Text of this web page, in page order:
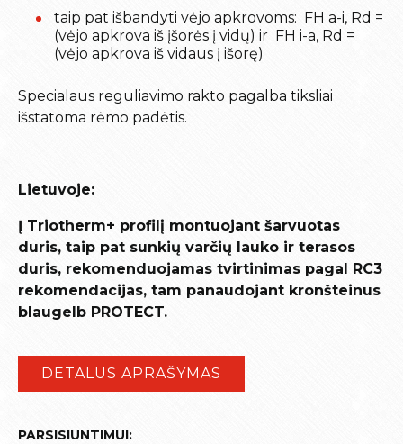
taip pat išbandyti vėjo apkrovoms: FH a-i, Rd =
(vėjo apkrova iš įšorės į vidų) ir FH i-a, Rd =
(vėjo apkrova iš vidaus į išorę)
Specialaus reguliavimo rakto pagalba tiksliai
išstatoma rėmo padėtis.
Lietuvoje:
Į Triotherm+ profilį montuojant šarvuotas
duris, taip pat sunkių varčių lauko ir terasos
duris, rekomenduojamas tvirtinimas pagal RC3
rekomendacijas, tam panaudojant kronšteinus
blaugelb PROTECT.
DETALUS APRAŠYMAS
PARSISIUNTIMUI: